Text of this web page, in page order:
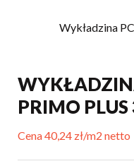
Wykładzina
PRIMO PLUS
Cena 40,24 zł/m2 netto